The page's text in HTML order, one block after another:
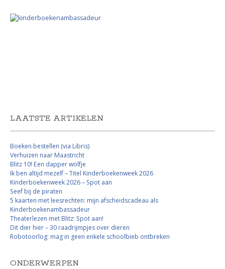
LAATSTE ARTIKELEN
Boeken bestellen (via Libris)
Verhuizen naar Maastricht
Blitz 10! Een dapper wolfje
Ik ben altijd mezelf – Titel Kinderboekenweek 2026
Kinderboekenweek 2026 – Spot aan
Seef bij de piraten
5 kaarten met leesrechten: mijn afscheidscadeau als
Kinderboekenambassadeur
Theaterlezen met Blitz: Spot aan!
Dit dier hier – 30 raadrijmpjes over dieren
Robotoorlog: mag in geen enkele schoolbieb ontbreken
ONDERWERPEN